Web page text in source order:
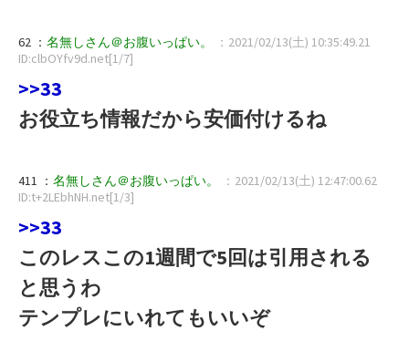
62 ： 名無しさん＠お腹いっぱい。
：2021/02/13(土) 10:35:49.21
ID:clbOYfv9d.net[1/7]
>>33
お役立ち情報だから安価付けるね
411 ： 名無しさん＠お腹いっぱい。
：2021/02/13(土) 12:47:00.62
ID:t+2LEbhNH.net[1/3]
>>33
このレスこの1週間で5回は引用される
と思うわ
テンプレにいれてもいいぞ